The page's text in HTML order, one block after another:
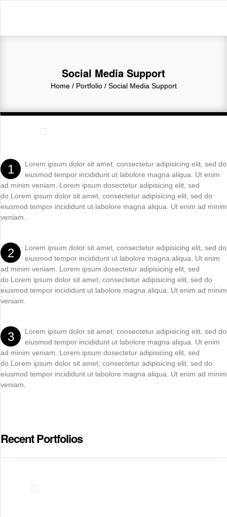
Social Media Support
Home/ Portfolio / Social Media Support
1
Lorem ipsum dolor sit amet, consectetur adipisicing elit, sed do
eiusmod tempor incididunt ut labolore magna aliqua. Ut enim
ad minim veniam. Lorem ipsum dosectetur adipisicing elit, sed
do.Lorem ipsum dolor sit amet, consectetur adipisicing elit, sed do
eiusmod tempor incididunt ut labolore magna aliqua. Ut enim ad minim
veniam.
2
Lorem ipsum dolor sit amet, consectetur adipisicing elit, sed do
eiusmod tempor incididunt ut labolore magna aliqua. Ut enim
ad minim veniam. Lorem ipsum dosectetur adipisicing elit, sed
do.Lorem ipsum dolor sit amet, consectetur adipisicing elit, sed do
eiusmod tempor incididunt ut labolore magna aliqua. Ut enim ad minim
veniam.
3
Lorem ipsum dolor sit amet, consectetur adipisicing elit, sed do
eiusmod tempor incididunt ut labolore magna aliqua. Ut enim
ad minim veniam. Lorem ipsum dosectetur adipisicing elit, sed
do.Lorem ipsum dolor sit amet, consectetur adipisicing elit, sed do
eiusmod tempor incididunt ut labolore magna aliqua. Ut enim ad minim
veniam.
Recent Portfolios